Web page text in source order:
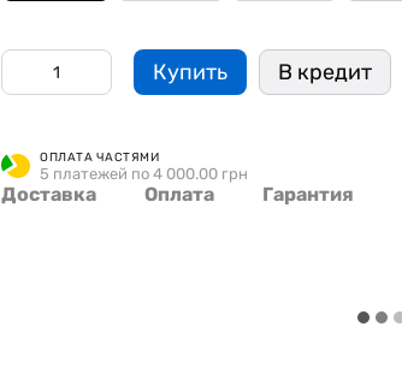
Купить В кредит
ОПЛАТА ЧАСТЯМИ
5 платежей по 4 000.00 грн
Доставка Оплата Гарантия